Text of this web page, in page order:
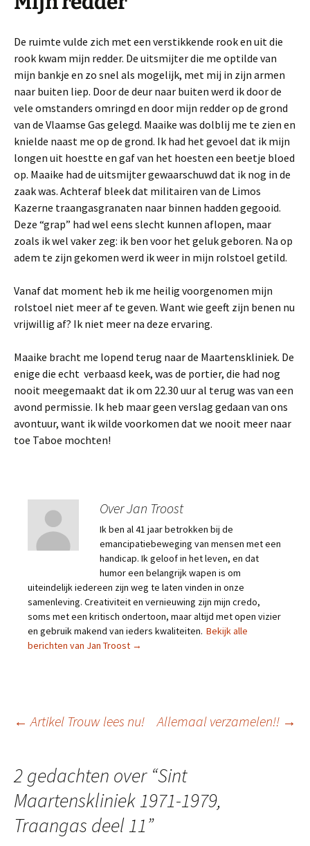
De ruimte vulde zich met een verstikkende rook en uit die
rook kwam mijn redder. De uitsmijter die me optilde van
mijn bankje en zo snel als mogelijk, met mij in zijn armen
naar buiten liep. Door de deur naar buiten werd ik door de
vele omstanders omringd en door mijn redder op de grond
van de Vlaamse Gas gelegd. Maaike was dolblij me te zien en
knielde naast me op de grond. Ik had het gevoel dat ik mijn
longen uit hoestte en gaf van het hoesten een beetje bloed
op. Maaike had de uitsmijter gewaarschuwd dat ik nog in de
zaak was. Achteraf bleek dat militairen van de Limos
Kazerne traangasgranaten naar binnen hadden gegooid.
Deze “grap” had wel eens slecht kunnen aflopen, maar
zoals ik wel vaker zeg: ik ben voor het geluk geboren. Na op
adem te zijn gekomen werd ik weer in mijn rolstoel getild.
Vanaf dat moment heb ik me heilig voorgenomen mijn
rolstoel niet meer af te geven. Want wie geeft zijn benen nu
vrijwillig af? Ik niet meer na deze ervaring.
Maaike bracht me lopend terug naar de Maartenskliniek. De
enige die echt verbaasd keek, was de portier, die had nog
nooit meegemaakt dat ik om 22.30 uur al terug was van een
avond permissie. Ik heb maar geen verslag gedaan van ons
avontuur, want ik wilde voorkomen dat we nooit meer naar
toe Taboe mochten!
Over Jan Troost
Ik ben al 41 jaar betrokken bij de
emancipatiebeweging van mensen met een
handicap. Ik geloof in het leven, en dat
humor een belangrijk wapen is om
uiteindelijk iedereen zijn weg te laten vinden in onze
samenleving. Creativiteit en vernieuwing zijn mijn credo,
soms met een kritisch ondertoon, maar altijd met open vizier
en gebruik makend van ieders kwaliteiten. Bekijk alle
berichten van Jan Troost →
Berichtnavigatie
← Artikel Trouw lees nu! Allemaal verzamelen!! →
2 gedachten over “Sint
Maartenskliniek 1971-1979,
Traangas deel 11”